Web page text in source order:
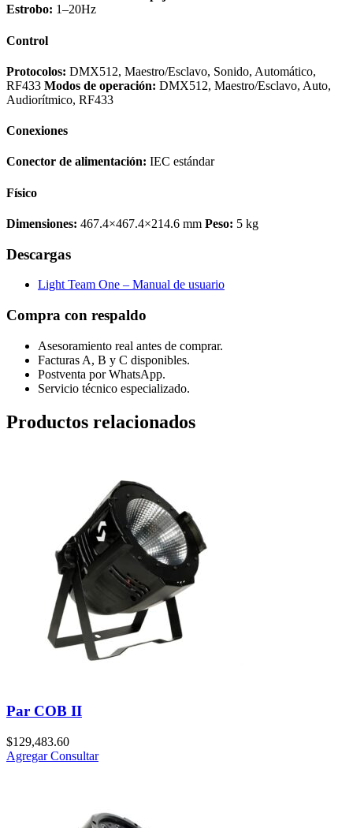
Estrobo: 1–20Hz
Control
Protocolos: DMX512, Maestro/Esclavo, Sonido, Automático,
RF433 Modos de operación: DMX512, Maestro/Esclavo, Auto,
Audiorítmico, RF433
Conexiones
Conector de alimentación: IEC estándar
Físico
Dimensiones: 467.4×467.4×214.6 mm Peso: 5 kg
Descargas
Light Team One – Manual de usuario
Compra con respaldo
Asesoramiento real antes de comprar.
Facturas A, B y C disponibles.
Postventa por WhatsApp.
Servicio técnico especializado.
Productos relacionados
Par COB II
$129,483.60
AgregarConsultar